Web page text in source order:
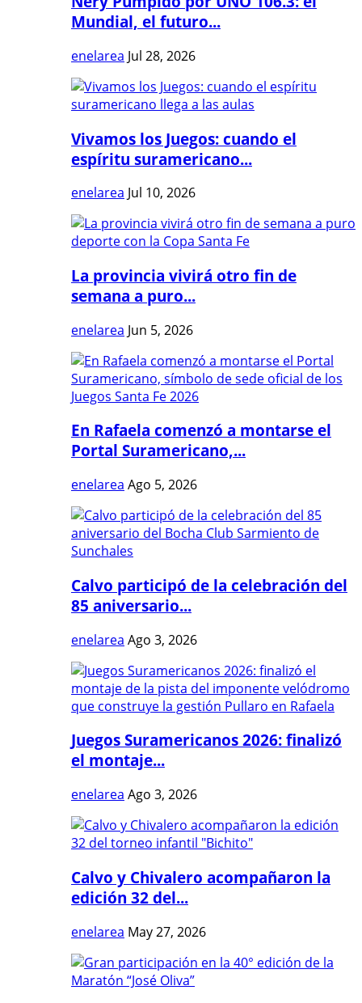
Mundial, el futuro...
enelarea Jul 28, 2026
Vivamos los Juegos: cuando el
espíritu suramericano...
enelarea Jul 10, 2026
La provincia vivirá otro fin de
semana a puro...
enelarea Jun 5, 2026
En Rafaela comenzó a montarse el
Portal Suramericano,...
enelarea Ago 5, 2026
Calvo participó de la celebración del
85 aniversario...
enelarea Ago 3, 2026
Juegos Suramericanos 2026: finalizó
el montaje...
enelarea Ago 3, 2026
Calvo y Chivalero acompañaron la
edición 32 del...
enelarea May 27, 2026